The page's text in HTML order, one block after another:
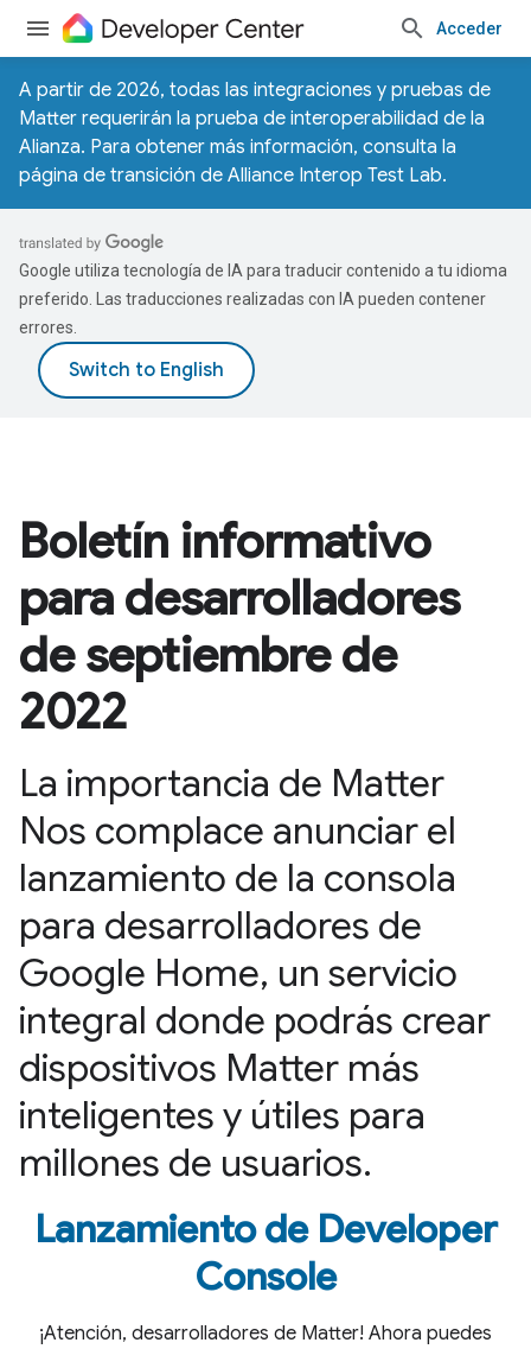
Acceder
A partir de 2026, todas las integraciones y pruebas de
Matter requerirán la prueba de interoperabilidad de la
Alianza. Para obtener más información, consulta la
página de transición de Alliance Interop Test Lab.
Google utiliza tecnología de IA para traducir contenido a tu idioma
preferido. Las traducciones realizadas con IA pueden contener
errores.
Boletín informativo
para desarrolladores
de septiembre de
2022
La importancia de Matter
Nos complace anunciar el
lanzamiento de la consola
para desarrolladores de
Google Home, un servicio
integral donde podrás crear
dispositivos Matter más
inteligentes y útiles para
millones de usuarios.
Lanzamiento de Developer
Console
¡Atención, desarrolladores de Matter! Ahora puedes